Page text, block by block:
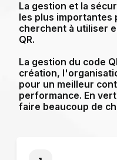
La gestion et la
les plus
cherchent à utiliser
QR.
La gestion du code
création,
pour un meilleur
performance. En
faire beaucoup de